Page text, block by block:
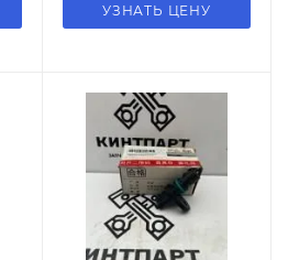
УЗНАТЬ ЦЕНУ